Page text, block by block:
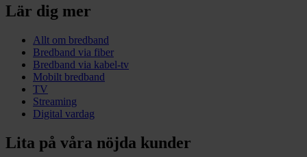
Lär dig mer
Allt om bredband
Bredband via fiber
Bredband via kabel-tv
Mobilt bredband
TV
Streaming
Digital vardag
Lita på våra nöjda kunder